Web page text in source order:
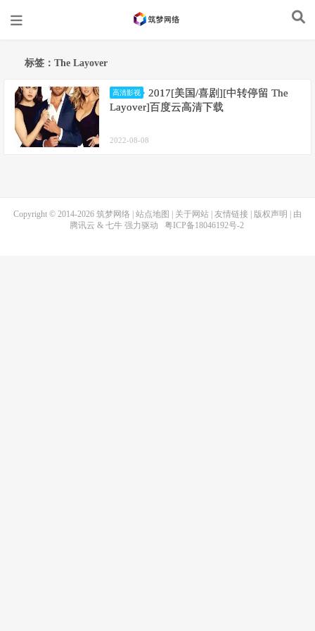
标签：The Layover
高清影视
2017[美国/喜剧][中转停留 The
Layover]百度云高清下载
2022-08-08
Copyright © 2014-2026 筑梦网络 站点地图 关于网站 友情链接 版权声明
| 由
腾讯云 & 七牛强力驱动 粤ICP备18046192号-2